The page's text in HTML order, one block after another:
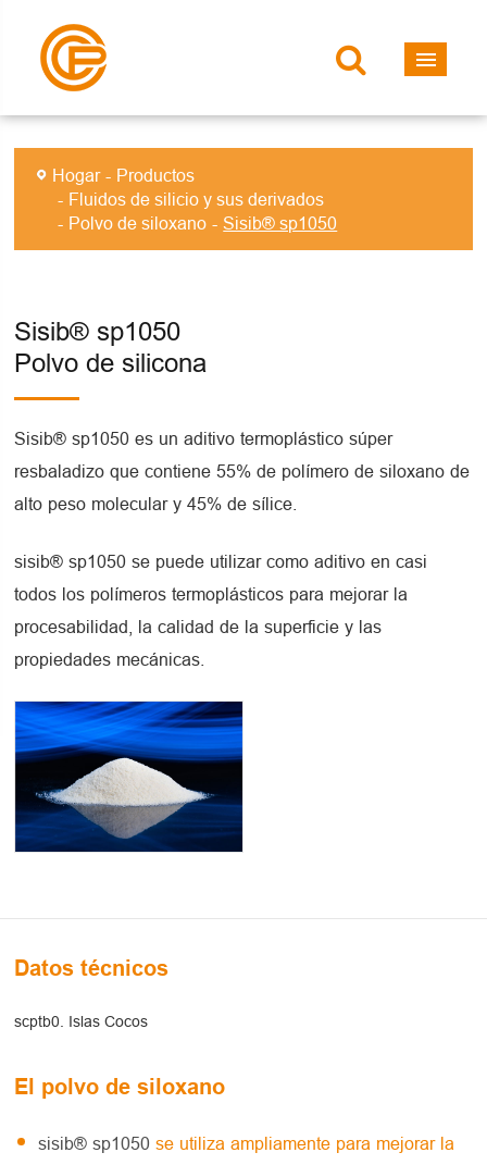
Hogar
Productos
Fluidos de silicio y sus derivados
Polvo de siloxano
Sisib® sp1050
Sisib® sp1050
Polvo de silicona
Sisib® sp1050 es un aditivo termoplástico súper
resbaladizo que contiene 55% de polímero de siloxano de
alto peso molecular y 45% de sílice.
sisib® sp1050 se puede utilizar como aditivo en casi
todos los polímeros termoplásticos para mejorar la
procesabilidad, la calidad de la superficie y las
propiedades mecánicas.
Datos técnicos
scptb0. Islas Cocos
El polvo de siloxano
sisib® sp1050se utiliza ampliamente para mejorar la